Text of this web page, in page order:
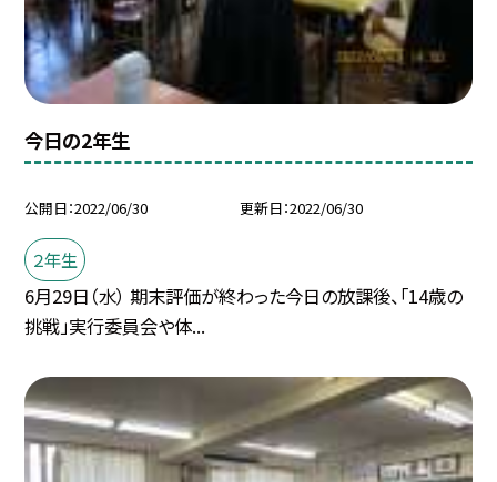
今日の2年生
公開日 2022/06/30 更新日 2022/06/30
２年生
6月29日（水） 期末評価が終わった今日の放課後、「14歳の
挑戦」実行委員会や体...